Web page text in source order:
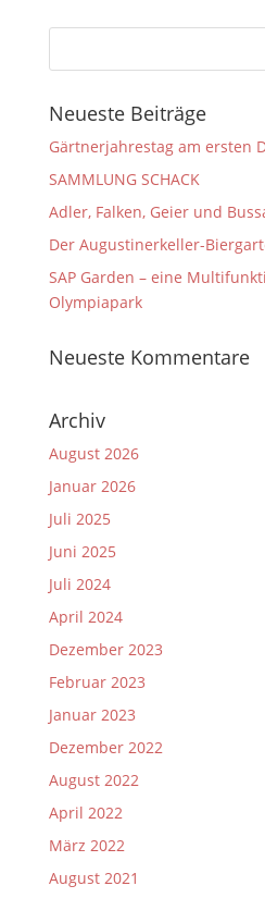
Neueste Beiträge
Gärtnerjahrestag am ersten
SAMMLUNG SCHACK
Adler, Falken, Geier und
Der Augustinerkeller-
SAP Garden – eine
Olympiapark
Neueste Kommentare
Archiv
August 2026
Januar 2026
Juli 2025
Juni 2025
Juli 2024
April 2024
Dezember 2023
Februar 2023
Januar 2023
Dezember 2022
August 2022
April 2022
März 2022
August 2021